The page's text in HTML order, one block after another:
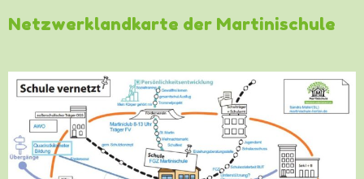
Netzwerklandkarte der Martinischule